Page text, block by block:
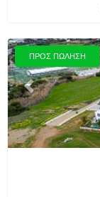
ΠΡΟΣ ΠΩΛΗΣΗ
Προηγούμενο